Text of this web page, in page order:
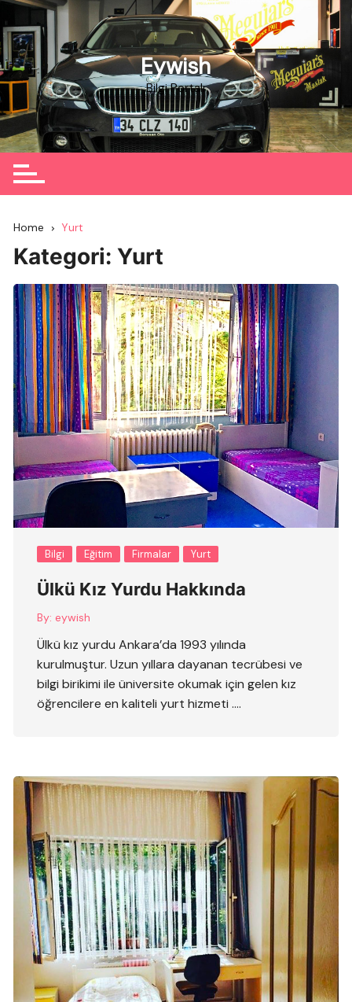
Skip
to
content
Eywish
Bilgi Portalı
Home Yurt
Kategori:Yurt
Bilgi Eğitim Firmalar Yurt
Ülkü Kız Yurdu Hakkında
By: eywish
Ülkü kız yurdu Ankara’da 1993 yılında
kurulmuştur. Uzun yıllara dayanan tecrübesi ve
bilgi birikimi ile üniversite okumak için gelen kız
öğrencilere en kaliteli yurt hizmeti ….